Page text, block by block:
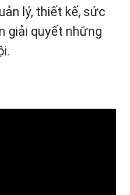
lý, thiết kế, sức
giải quyết những